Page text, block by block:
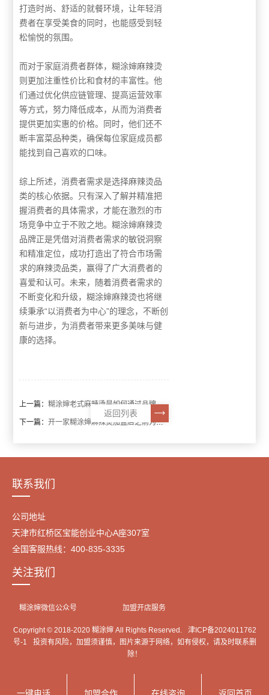
打造时尚、舒适的就餐环境，让年轻消
费者在享受美食的同时，也能感受到轻
松愉悦的氛围。
而对于家庭消费者群体，糊涂婶麻辣烫
则更加注重性价比和食材的丰富性。他
们通过优化供应链管理、提高运营效率
等方式，努力降低成本，从而为消费者
提供更加实惠的价格。同时，他们还不
断丰富菜品种类，确保每位家庭成员都
能找到自己喜欢的口味。
综上所述，消费者需求是选择麻辣烫品
类的核心依据。只有深入了解并精准把
握消费者的具体需求，才能在激烈的市
场竞争中立于不败之地。糊涂婶麻辣烫
品牌正是凭借对消费者需求的敏锐洞察
和精准定位，成功打造出了符合市场需
求的麻辣烫品类，赢得了广大消费者的
喜爱和认可。未来，随着消费者需求的
不断变化和升级，糊涂婶麻辣烫也将继
续秉承“以消费者为中心”的理念，不断创
新与进步，为消费者带来更多美味与健
康的选择。
上一篇：糊涂婶老式麻辣烫是如何通过品牌差异化吸引客户和加盟商呢？
下一篇：开一家糊涂婶麻辣烫加盟店之前为什么要做好市场调研呢？
返回列表
联系我们
公司地址
天津市红桥区宝能创业中心A座307室
全国客服热线：400-835-3335
关注我们
糊涂婶微信公众号 加盟开店服务
Copyright © 2018-2020 糊涂婶 All Rights Reserved.
津ICP备2024011762
号-1
投资有风险，加盟须谨慎，图片来源于网络，如有侵权，请及时联系删
除！